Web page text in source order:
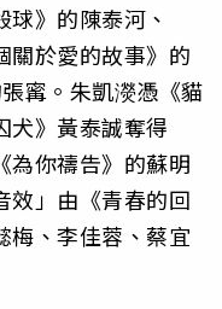
》的陳泰河、
關於愛的故事》的
寗。朱凱濙憑《貓
犬》黃泰誠奪得
為你禱告》的蘇明
效」由《青春的回
梅、李佳蓉、蔡宜